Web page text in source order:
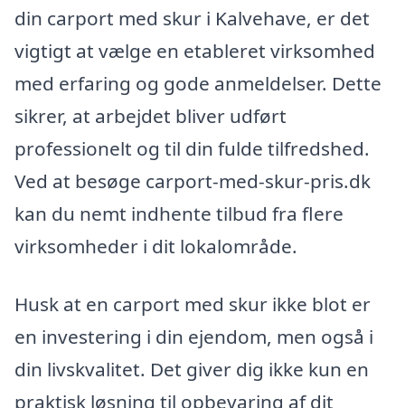
din carport med skur i Kalvehave, er det
vigtigt at vælge en etableret virksomhed
med erfaring og gode anmeldelser. Dette
sikrer, at arbejdet bliver udført
professionelt og til din fulde tilfredshed.
Ved at besøge carport-med-skur-pris.dk
kan du nemt indhente tilbud fra flere
virksomheder i dit lokalområde.
Husk at en carport med skur ikke blot er
en investering i din ejendom, men også i
din livskvalitet. Det giver dig ikke kun en
praktisk løsning til opbevaring af dit